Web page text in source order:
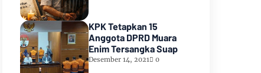
KPK Tetapkan 15
Anggota DPRD Muara
Enim Tersangka Suap
Desember 14, 2021 0